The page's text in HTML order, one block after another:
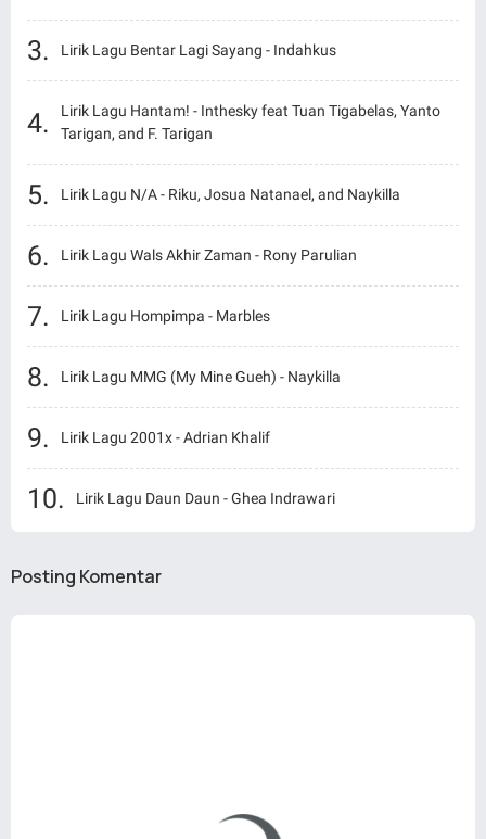
Lirik Lagu Bentar Lagi Sayang - Indahkus
Lirik Lagu Hantam! - Inthesky feat Tuan Tigabelas, Yanto
Tarigan, and F. Tarigan
Lirik Lagu N/A - Riku, Josua Natanael, and Naykilla
Lirik Lagu Wals Akhir Zaman - Rony Parulian
Lirik Lagu Hompimpa - Marbles
Lirik Lagu MMG (My Mine Gueh) - Naykilla
Lirik Lagu 2001x - Adrian Khalif
Lirik Lagu Daun Daun - Ghea Indrawari
Posting Komentar